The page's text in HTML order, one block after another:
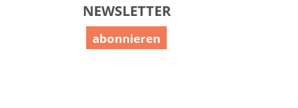
NEWSLETTER
abonnieren